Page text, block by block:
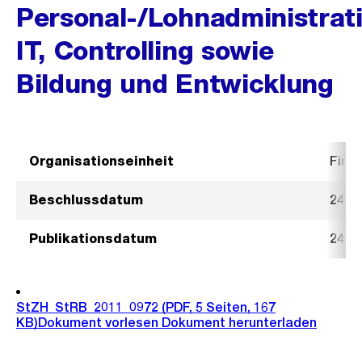
Personal-/
IT, Controlling sowie
Bildung und Entwicklung
Organisationseinheit
Beschlussdatum 24.
Publikationsdatum 24.
StZH_StRB_2011_0972 (PDF, 5 Seiten, 167
KB)Dokument vorlesen Dokument herunterladen